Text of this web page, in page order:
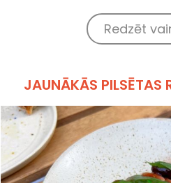
Redzēt
JAUNĀKĀS PILSĒTAS